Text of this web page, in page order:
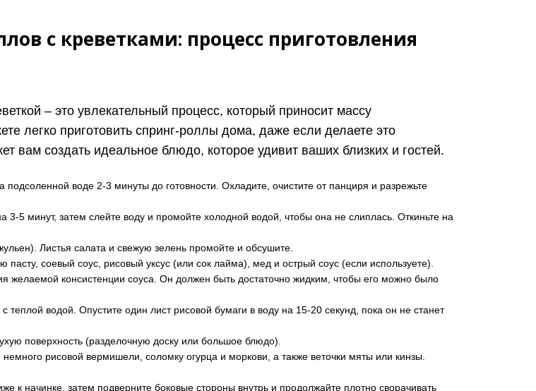
с креветками: процесс приготовления
– это увлекательный процесс, который приносит массу
легко приготовить спринг-роллы дома, даже если делаете это
вам создать идеальное блюдо, которое удивит ваших близких и гостей.
подсоленной воде 2-3 минуты до готовности. Охладите, очистите от панциря и разрежьте
3-5 минут, затем слейте воду и промойте холодной водой, чтобы она не слиплась. Откиньте на
Листья салата и свежую зелень промойте и обсушите.
соевый соус, рисовый уксус (или сок лайма), мед и острый соус (если используете).
желаемой консистенции соуса. Он должен быть достаточно жидким, чтобы его можно было
теплой водой. Опустите один лист рисовой бумаги в воду на 15-20 секунд, пока он не станет
поверхность (разделочную доску или большое блюдо).
рисовой вермишели, соломку огурца и моркови, а также веточки мяты или кинзы.
к начинке, затем подверните боковые стороны внутрь и продолжайте плотно сворачивать